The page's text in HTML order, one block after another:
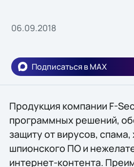
06.09.2018
Подписаться в MAX
Продукция компании F-
программных решений,
защиту от вирусов, спама,
шпионского ПО и
интернет-контента.